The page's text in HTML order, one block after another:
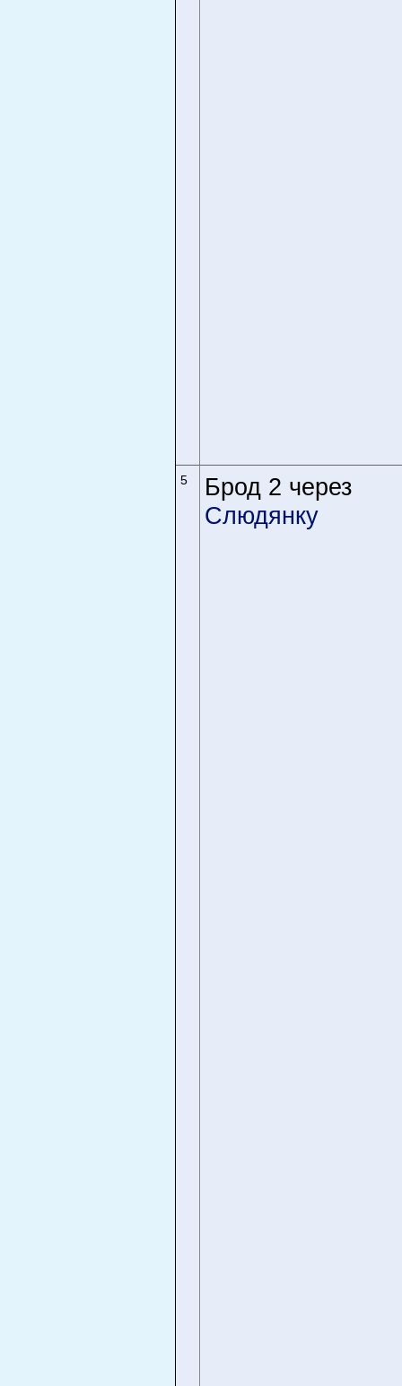
5
Брод 2 через
Слюдянку